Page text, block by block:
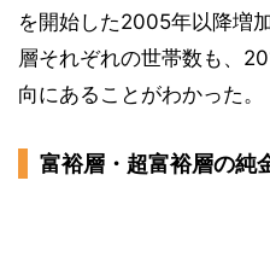
を開始した2005年以降増
層それぞれの世帯数も、
向にあることがわかった。
富裕層・超富裕層の純